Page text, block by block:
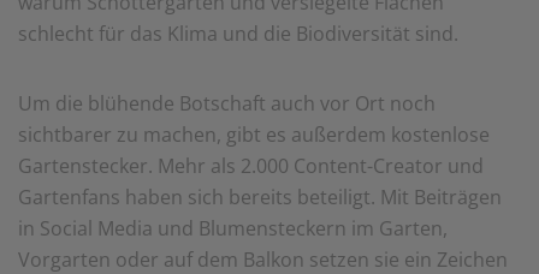
schlecht für das Klima und die Biodiversität sind.
Um die blühende Botschaft auch vor Ort noch
sichtbarer zu machen, gibt es außerdem kostenlose
Gartenstecker. Mehr als 2.000 Content-Creator und
Gartenfans haben sich bereits beteiligt. Mit Beiträgen
in Social Media und Blumensteckern im Garten,
Vorgarten oder auf dem Balkon setzen sie ein Zeichen